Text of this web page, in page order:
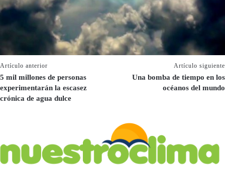
Artículo anterior
5 mil millones de personas
experimentarán la escasez
crónica de agua dulce
Artículo siguiente
Una bomba de tiempo en los
océanos del mundo